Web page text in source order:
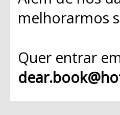
melhorarmos
Quer entrar